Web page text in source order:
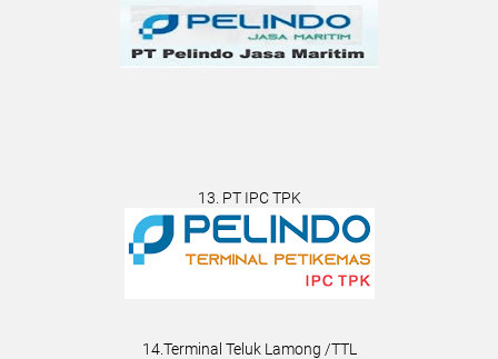
13. PT IPC TPK
14.Terminal Teluk Lamong /TTL